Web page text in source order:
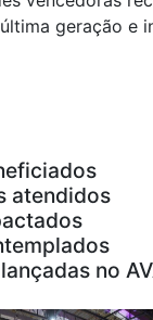
geração e
atendidos
no